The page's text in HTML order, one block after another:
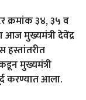
क्रमांक ३४, ३५ व
मुख्यमंत्री देवेंद्र
हस्तांतरीत
मुख्यमंत्री
करण्यात आला.